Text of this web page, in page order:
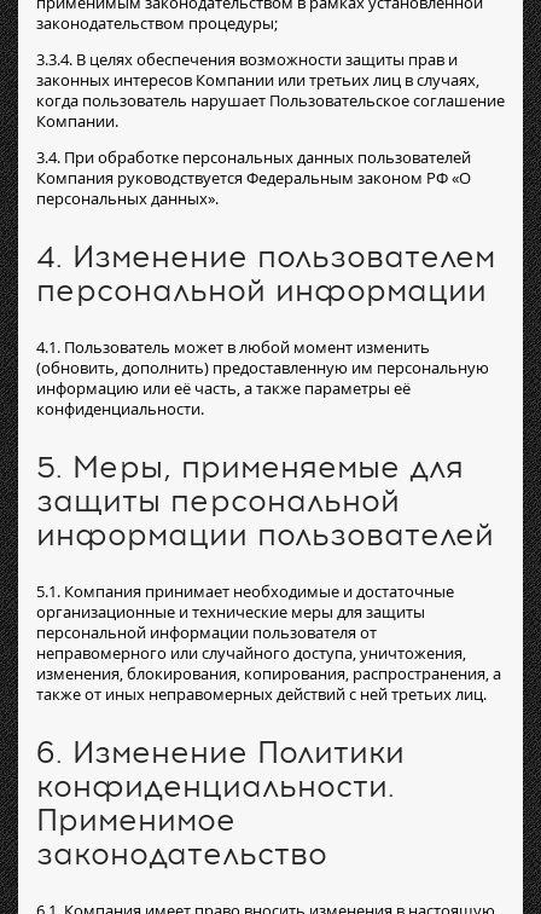
законодательством процедуры;
3.3.4. В целях обеспечения возможности защиты прав и
законных интересов Компании или третьих лиц в случаях,
когда пользователь нарушает Пользовательское соглашение
Компании.
3.4. При обработке персональных данных пользователей
Компания руководствуется Федеральным законом РФ «О
персональных данных».
4. Изменение пользователем
персональной информации
4.1. Пользователь может в любой момент изменить
(обновить, дополнить) предоставленную им персональную
информацию или её часть, а также параметры её
конфиденциальности.
5. Меры, применяемые для
защиты персональной
информации пользователей
5.1. Компания принимает необходимые и достаточные
организационные и технические меры для защиты
персональной информации пользователя от
неправомерного или случайного доступа, уничтожения,
изменения, блокирования, копирования, распространения, а
также от иных неправомерных действий с ней третьих лиц.
6. Изменение Политики
конфиденциальности.
Применимое
законодательство